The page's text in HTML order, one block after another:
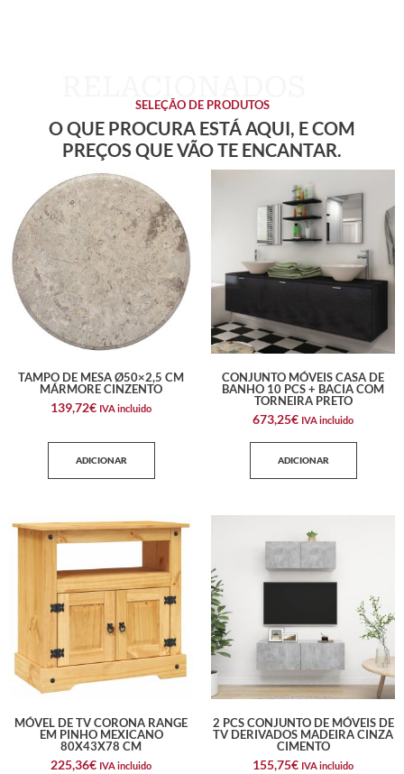
SELEÇÃO DE PRODUTOS
O QUE PROCURA ESTÁ AQUI, E COM
PREÇOS QUE VÃO TE ENCANTAR.
TAMPO DE MESA Ø50×2,5 CM
MÁRMORE CINZENTO
139,72€ IVA incluido
ADICIONAR
CONJUNTO MÓVEIS CASA DE
BANHO 10 PCS + BACIA COM
TORNEIRA PRETO
673,25€ IVA incluido
ADICIONAR
MÓVEL DE TV CORONA RANGE
EM PINHO MEXICANO
80X43X78 CM
225,36€ IVA incluido
2 PCS CONJUNTO DE MÓVEIS DE
TV DERIVADOS MADEIRA CINZA
CIMENTO
155,75€ IVA incluido